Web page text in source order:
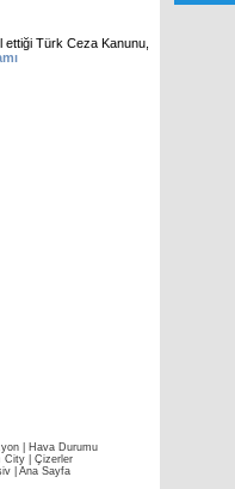
Türk Ceza Kanunu,
Hava Durumu
City
Çizerler
| Ana Sayfa